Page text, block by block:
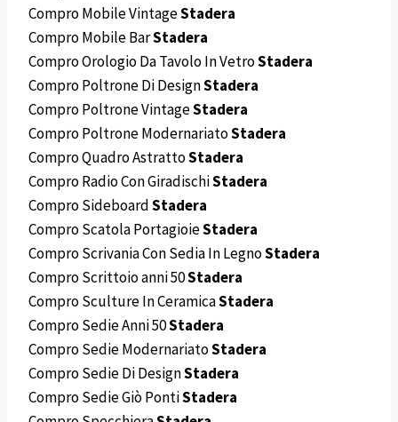
Compro Mobile VintageStadera
Compro Mobile BarStadera
Compro Orologio Da Tavolo In VetroStadera
Compro Poltrone Di DesignStadera
Compro Poltrone VintageStadera
Compro Poltrone ModernariatoStadera
Compro Quadro AstrattoStadera
Compro Radio Con GiradischiStadera
Compro SideboardStadera
Compro Scatola PortagioieStadera
Compro Scrivania Con Sedia In LegnoStadera
Compro Scrittoio anni 50Stadera
Compro Sculture In CeramicaStadera
Compro Sedie Anni 50Stadera
Compro Sedie ModernariatoStadera
Compro Sedie Di DesignStadera
Compro Sedie Giò PontiStadera